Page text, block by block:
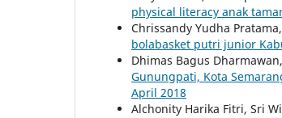
physical literacy anak
Chrissandy Yudha
bolabasket putri junior
Dhimas Bagus
Gunungpati, Kota
April 2018
Alchonity Harika Fitri, Sri